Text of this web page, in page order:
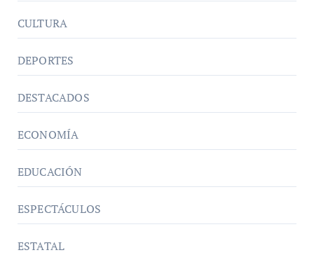
CULTURA
DEPORTES
DESTACADOS
ECONOMÍA
EDUCACIÓN
ESPECTÁCULOS
ESTATAL